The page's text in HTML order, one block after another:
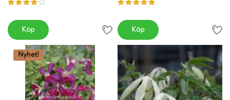
Köp Köp
Nyhet!